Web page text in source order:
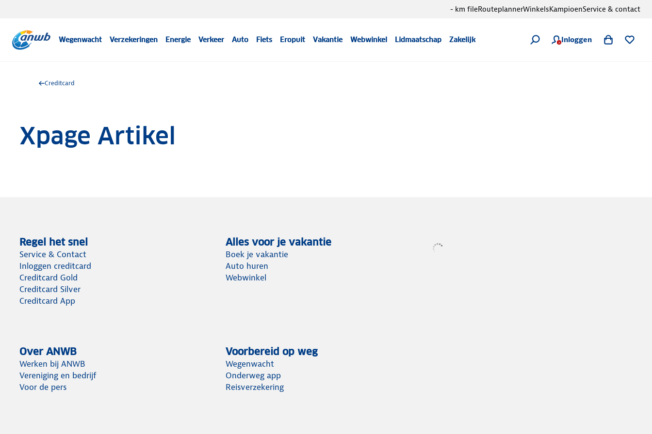
Wegenwacht Verzekeringen Energie Verkeer Auto Fiets Eropuit Vakantie Webwinkel Lidmaatschap Zakelijk Inloggen
- km fileRouteplannerWinkelsKampioenService & contact
Creditcard
Xpage Artikel
Regel het snel
Service & Contact
Inloggen creditcard
Creditcard Gold
Creditcard Silver
Creditcard App
Alles voor je vakantie
Boek je vakantie
Auto huren
Webwinkel
Over ANWB
Werken bij ANWB
Vereniging en bedrijf
Voor de pers
Voorbereid op weg
Wegenwacht
Onderweg app
Reisverzekering